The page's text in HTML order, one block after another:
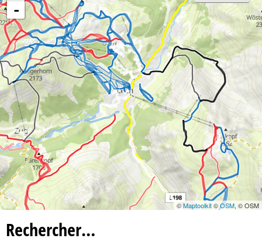
-
©Maptoolkit©OSM, © OSM
Rechercher…